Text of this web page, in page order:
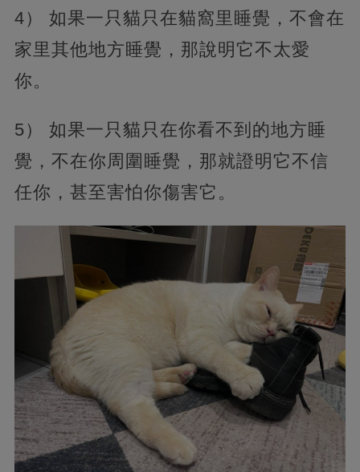
4） 如果一只貓只在貓窩里睡覺，不會在
家里其他地方睡覺，那說明它不太愛
你。
5） 如果一只貓只在你看不到的地方睡
覺，不在你周圍睡覺，那就證明它不信
任你，甚至害怕你傷害它。